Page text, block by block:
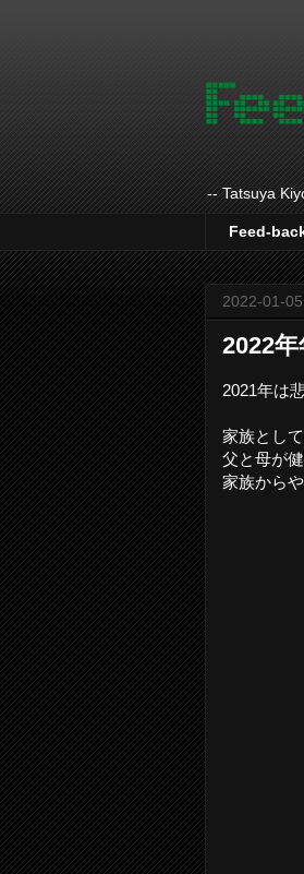
-- Tatsuya
Feed-
2022-01-05
2022
2021年は
家族とし
父と母が
家族から